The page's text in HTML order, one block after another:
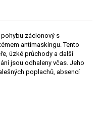
záclonový s
antimaskingu. Tento
úzké průchody a další
jsou odhaleny včas. Jeho
poplachů, absencí